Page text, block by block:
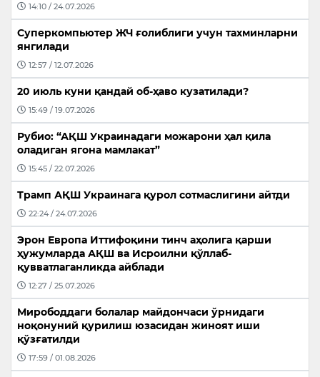
14:10 / 24.07.2026
Суперкомпьютер ЖЧ ғолиблиги учун тахминларни
янгилади
12:57 / 12.07.2026
20 июль куни қандай об-ҳаво кузатилади?
15:49 / 19.07.2026
Рубио: “АҚШ Украинадаги можарони ҳал қила
оладиган ягона мамлакат”
15:45 / 22.07.2026
Трамп АҚШ Украинага қурол сотмаслигини айтди
22:24 / 24.07.2026
Эрон Европа Иттифоқини тинч аҳолига қарши
ҳужумларда АҚШ ва Исроилни қўллаб-
қувватлаганликда айблади
12:27 / 25.07.2026
Мирободдаги болалар майдончаси ўрнидаги
ноқонуний қурилиш юзасидан жиноят иши
қўзғатилди
17:59 / 01.08.2026